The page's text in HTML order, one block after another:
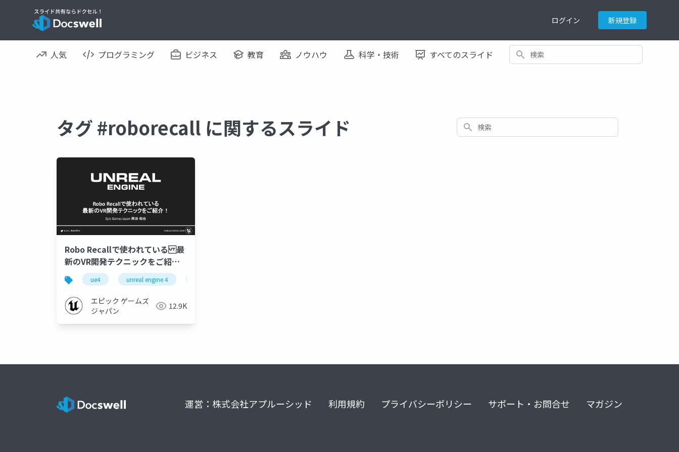
ログイン 新規登録
人気 プログラミング ビジネス 教育 ノウハウ 科学・技術 すべてのスライド 検索
タグ #roborecall に関するスライド 検索
Robo Recallで使われている 最
新のVR開発テクニックをご紹
介！
ue4 unreal engine 4
エピック ゲームズ
ジャパン
12.9K
運営：株式会社アプルーシッド 利用規約 プライバシーポリシー サポート・お問合せ マガジン